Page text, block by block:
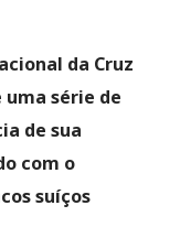
da Cruz
uma série de
de sua
com o
suíços